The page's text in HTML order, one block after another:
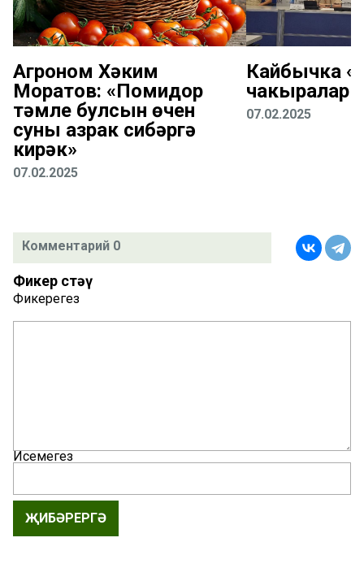
Агроном Хәким
Моратов: «Помидор
тәмле булсын өчен
суны азрак сибәргә
кирәк»
07.02.2025
Кайбычка
чакыралар
07.02.2025
Комментарий 0
Фикер өстәү
Фикерегез
Исемегез
ҖИБӘРЕРГӘ